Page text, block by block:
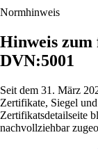
Normhinweis
Hinweis
DVN:5001
Seit dem 31. März
Zertifikate, Siegel
Zertifikatsdetailseite
nachvollziehbar